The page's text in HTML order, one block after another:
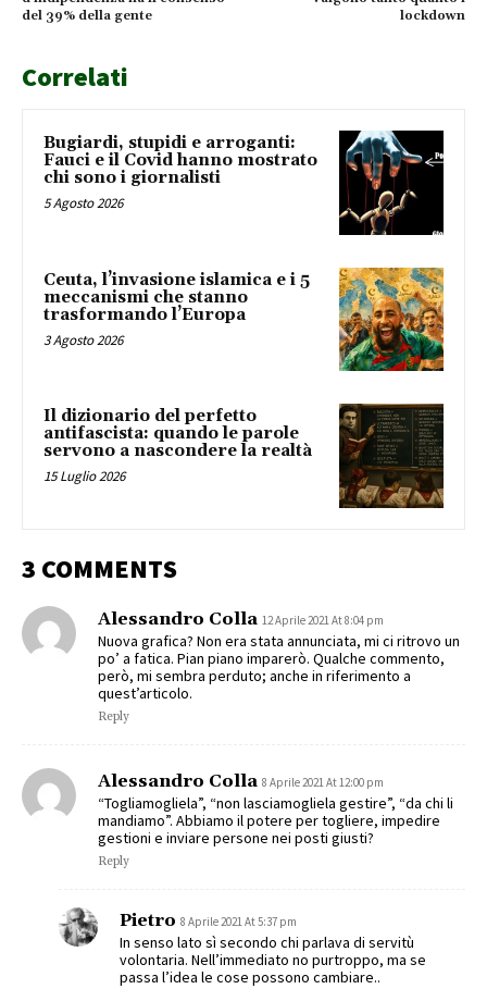
del 39% della gente
lockdown
Correlati
Bugiardi, stupidi e arroganti:
Fauci e il Covid hanno mostrato
chi sono i giornalisti
5 Agosto 2026
Ceuta, l’invasione islamica e i 5
meccanismi che stanno
trasformando l’Europa
3 Agosto 2026
Il dizionario del perfetto
antifascista: quando le parole
servono a nascondere la realtà
15 Luglio 2026
3 COMMENTS
Alessandro Colla 12 Aprile 2021 At 8:04 pm
Nuova grafica? Non era stata annunciata, mi ci ritrovo un
po’ a fatica. Pian piano imparerò. Qualche commento,
però, mi sembra perduto; anche in riferimento a
quest’articolo.
Reply
Alessandro Colla 8 Aprile 2021 At 12:00 pm
“Togliamogliela”, “non lasciamogliela gestire”, “da chi li
mandiamo”. Abbiamo il potere per togliere, impedire
gestioni e inviare persone nei posti giusti?
Reply
Pietro 8 Aprile 2021 At 5:37 pm
In senso lato sì secondo chi parlava di servitù
volontaria. Nell’immediato no purtroppo, ma se
passa l’idea le cose possono cambiare..